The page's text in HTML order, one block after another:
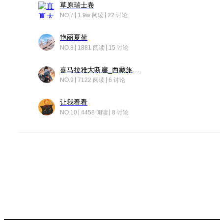
草原瑞士卷
NO.7 1.9w 阅读 22 讨论
艳丽夏荷
NO.8 1881 阅读 15 讨论
NO.9 7122 阅读 6 讨论
让我看看
NO.10 4458 阅读 8 讨论